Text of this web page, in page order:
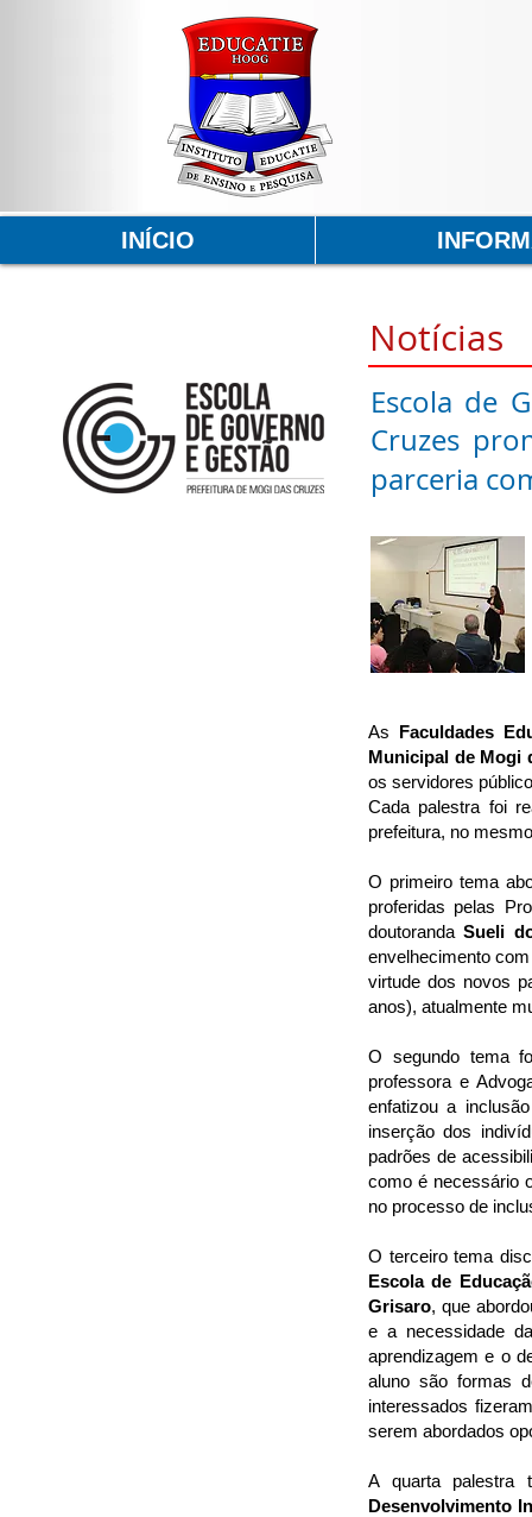
Notícias
Escola de
Cruzes
parceria
As Faculdades
Municipal de Mogi
os servidores
Cada palestra foi
prefeitura, no
O primeiro tema
proferidas pelas
doutorandaSueli
envelhecimento
virtude dos novos
anos), atualmente
O segundo tema
professora e
enfatizou a
inserção dos
padrões de
como é necessário
no processo de
O terceiro tema
Escola de
Grisaro, que
e a necessidade
aprendizagem e o
aluno são formas
interessados
serem abordados
A quarta
Desenvolvimento
INÍCIO